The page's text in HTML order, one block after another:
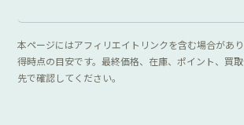
本ページにはアフィリエイトリンクを含む場合があ
得時点の目安です。最終価格、在庫、ポイント、買
先で確認してください。